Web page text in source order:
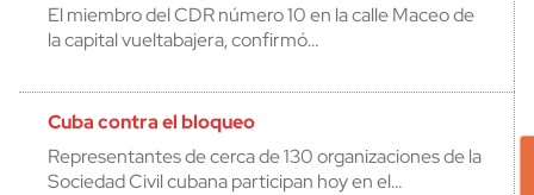
El miembro del CDR número 10 en la calle Maceo de
la capital vueltabajera, confirmó…
Cuba contra el bloqueo
Representantes de cerca de 130 organizaciones de la
Sociedad Civil cubana participan hoy en el…